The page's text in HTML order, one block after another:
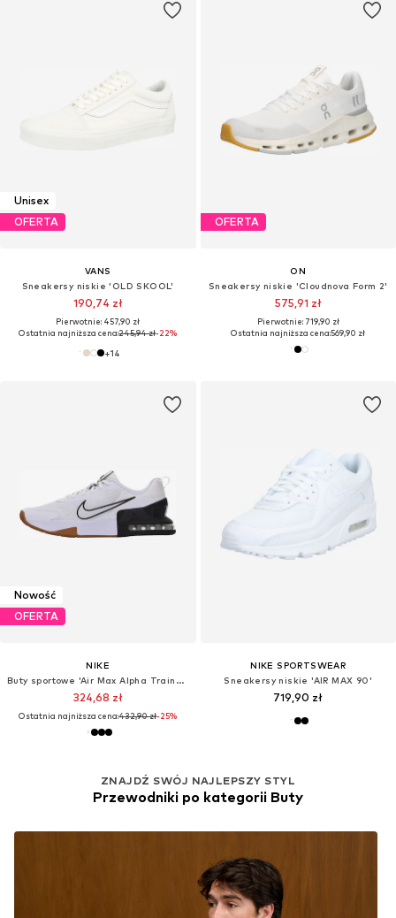
Unisex
OFERTA
VANS
Sneakersy niskie 'OLD SKOOL'
190,74 zł
Pierwotnie: 457,90 zł
Ostatnia najniższa cena:245,94 zł-22%
+14
OFERTA
ON
Sneakersy niskie 'Cloudnova Form 2'
575,91 zł
Pierwotnie: 719,90 zł
Ostatnia najniższa cena:569,90 zł
Nowość
OFERTA
NIKE
Buty sportowe 'Air Max Alpha Trainer 6'
324,68 zł
Ostatnia najniższa cena:432,90 zł-25%
NIKE SPORTSWEAR
Sneakersy niskie 'AIR MAX 90'
719,90 zł
ZNAJDŹ SWÓJ NAJLEPSZY STYL
Przewodniki po kategorii Buty